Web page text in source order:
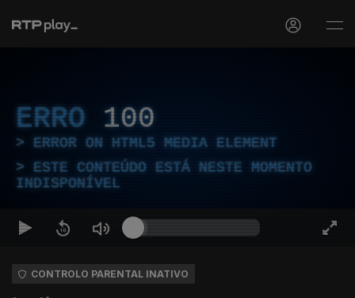
ERRO 100
ERROR ON HTML5 MEDIA ELEMENT
ESTE CONTEÚDO ESTÁ NESTE MOMENTO
INDISPONÍVEL
CONTROLO PARENTAL INATIVO